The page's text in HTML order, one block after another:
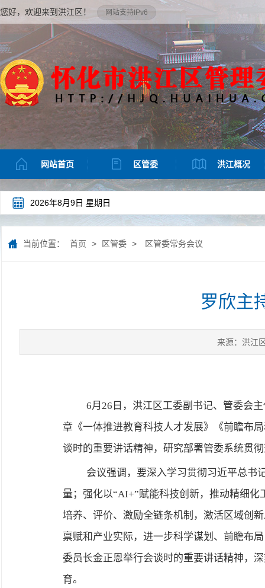
您好，欢迎来到洪江区！ 网站支持IPv6
网站首页 区管委 洪江概况
2026年8月9日 星期日
当前位置： 首页 > 区管委 > 区管委常务会议
罗欣主
来源：洪江
6月26日，洪江区工委副书记、管委会
章《一体推进教育科技人才发展》《前瞻布
谈时的重要讲话精神，研究部署管委系统贯
会议强调，要深入学习贯彻习近平总书
量；强化以“AI+”赋能科技创新，推动精细
培养、评价、激励全链条机制，激活区域创
禀赋和产业实际，进一步科学谋划、前瞻布
委员长金正恩举行会谈时的重要讲话精神，
育。